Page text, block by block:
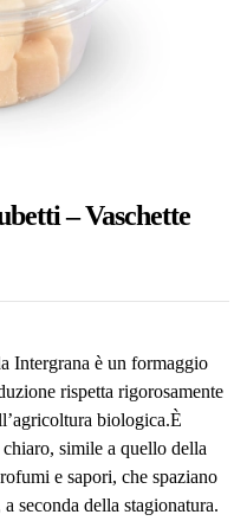
– Vaschette
Intergrana è un formaggio
rispetta rigorosamente
biologica.È
simile a quello della
e sapori, che spaziano
seconda della stagionatura.